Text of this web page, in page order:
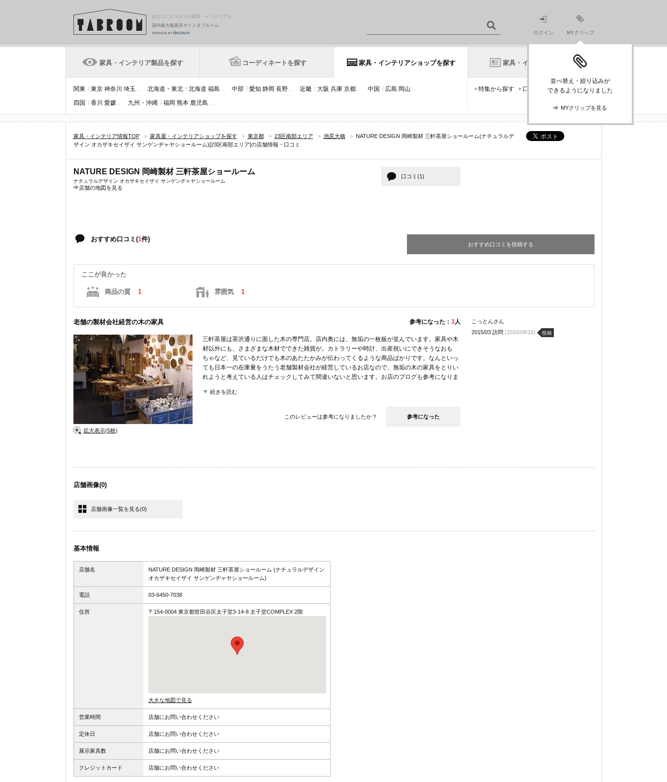
あなたにピッタリの家具・インテリアを
国内最大級家具サイトタブルーム
ログイン MYクリップ
並べ替え・絞り込みが
できるようになりました
MYクリップを見る
家具・インテリア製品を探す コーディネートを探す 家具・インテリアショップを探す 家具・インテリアニュース
関東 / 東京 神奈川 埼玉... 北海道・東北 / 北海道 福島... 中部 / 愛知 静岡 長野... 近畿 / 大阪 兵庫 京都... 中国 / 広島 岡山...
四国 / 香川 愛媛... 九州・沖縄 / 福岡 熊本 鹿児島...
特集から探す 口コミから探す
家具・インテリア情報TOP > 家具屋・インテリアショップを探す > 東京都 > 23区南部エリア > 池尻大橋 >
NATURE DESIGN 岡崎製材 三軒茶屋ショールーム(ナチュラルデ
ザイン オカザキセイザイ サンゲンヂャヤショールーム)[23区南部エリア]の店舗情報・口コミ
NATURE DESIGN 岡崎製材 三軒茶屋ショールーム
ナチュラルデザイン オカザキセイザイ サンゲンヂャヤショールーム
店舗の地図を見る
口コミ(1)
おすすめ口コミ(1件)
おすすめ口コミを投稿する
ここが良かった
商品の質 1 雰囲気 1
老舗の製材会社経営の木の家具 参考になった： 3人
拡大表示(5枚)
三軒茶屋は茶沢通りに面した木の専門店。店内奥には、無垢の一枚板が並んでいます。家具や木
材以外にも、さまざまな木材でできた雑貨が。カトラリーや時計、出産祝いにできそうなおも
ちゃなど、見ているだけでも木のあたたかみが伝わってくるような商品ばかりです。なんといっ
ても日本一の在庫量をうたう老舗製材会社が経営しているお店なので、無垢の木の家具をとりい
れようと考えている人はチェックしてみて間違いないと思います。お店のブログも参考になりま
続きを読む
このレビューは参考になりましたか？ 参考になった
こっとんさん
2015/03 訪問 (2015/09/15) 投稿
店舗画像(0)
店舗画像一覧を見る(0)
基本情報
店舗名
NATURE DESIGN 岡崎製材 三軒茶屋ショールーム (ナチュラルデザイン
オカザキセイザイ サンゲンヂャヤショールーム)
電話 03-6450-7038
住所 〒154-0004 東京都世田谷区太子堂3-14-8 太子堂COMPLEX 2階
大きな地図で見る
営業時間 店舗にお問い合わせください
定休日 店舗にお問い合わせください
展示家具数 店舗にお問い合わせください
クレジットカード 店舗にお問い合わせください